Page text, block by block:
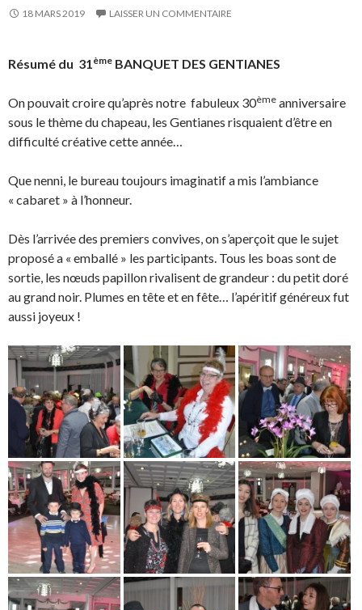
18 MARS 2019 LAISSER UN COMMENTAIRE
Résumé du 31ème BANQUET DES GENTIANES
On pouvait croire qu’après notre fabuleux 30ème anniversaire
sous le thème du chapeau, les Gentianes risquaient d’être en
difficulté créative cette année…
Que nenni, le bureau toujours imaginatif a mis l’ambiance
« cabaret » à l’honneur.
Dès l’arrivée des premiers convives, on s’aperçoit que le sujet
proposé a « emballé » les participants. Tous les boas sont de
sortie, les nœuds papillon rivalisent de grandeur : du petit doré
au grand noir. Plumes en tête et en fête… l’apéritif généreux fut
aussi joyeux !